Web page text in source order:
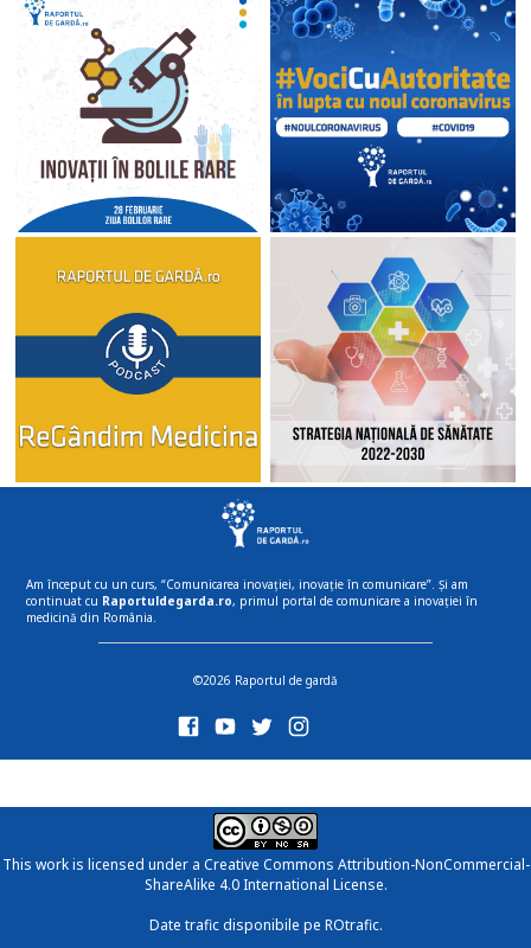
Am început cu un curs, “Comunicarea inovației, inovație în comunicare”. Și am
continuat cu Raportuldegarda.ro, primul portal de comunicare a inovației în
medicină din România.
©2026 Raportul de gardă
This work is licensed under a Creative Commons Attribution-NonCommercial-
ShareAlike 4.0 International License.
Date trafic disponibile pe ROtrafic.